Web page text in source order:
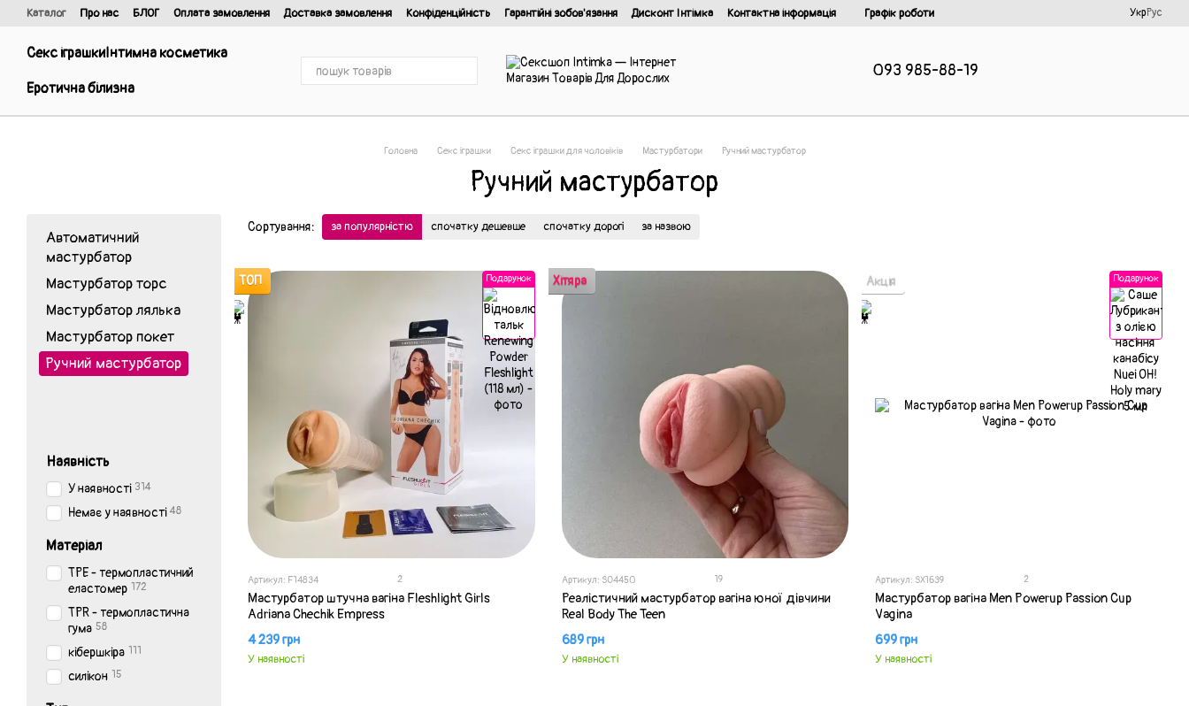
Перейти до основного контенту
Каталог Про нас БЛОГ Оплата замовлення Доставка замовлення Конфіденційність Гарантійні зобов'язання Дисконт Інтімка Контактна інформація
Графік роботи
УкрРус
Секс іграшкиІнтимна косметика
Еротична білизна
093 985-88-19
Головна Секс іграшки Секс іграшки для чоловіків Мастурбатори Ручний мастурбатор
Ручний мастурбатор
Сортування: за популярністю спочатку дешевше спочатку дорогі за назвою
Подарунок
ТОП
Артикул: F14834 2
Мастурбатор штучна вагіна Fleshlight Girls
Adriana Chechik Empress
4 239 грн
У наявності
Хітяра
Артикул: SO4450 19
Реалістичний мастурбатор вагіна юної дівчини
Real Body The Teen
689 грн
У наявності
Подарунок
Акція
Артикул: SX1639 2
Мастурбатор вагіна Men Powerup Passion Cup
Vagina
699 грн
У наявності
Автоматичний
мастурбатор
Мастурбатор торс
Мастурбатор лялька
Мастурбатор покет
Ручний мастурбатор
Наявність
У наявності 314
Немає у наявності 48
Матеріал
TPE - термопластичний
еластомер 172
TPR - термопластична
гума 58
кібершкіра 111
силікон 15